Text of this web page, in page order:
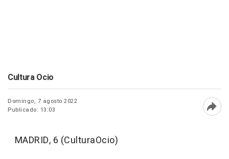
Cultura Ocio
Domingo, 7 agosto 2022
Publicado: 13:03
MADRID, 6 (CulturaOcio)